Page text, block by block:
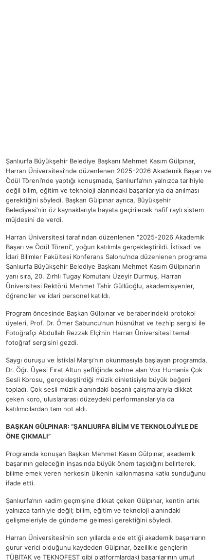
Şanlıurfa Büyükşehir Belediye Başkanı Mehmet Kasım Gülpınar,
Harran Üniversitesi’nde düzenlenen 2025-2026 Akademik Başarı ve
Ödül Töreni’nde yaptığı konuşmada, Şanlıurfa’nın yalnızca tarihiyle
değil bilim, eğitim ve teknoloji alanındaki başarılarıyla da anılması
gerektiğini söyledi. Başkan Gülpınar ayrıca, Büyükşehir
Belediyesi’nin öz kaynaklarıyla hayata geçirilecek hafif raylı sistem
müjdesini de verdi.
Harran Üniversitesi tarafından düzenlenen “2025-2026 Akademik
Başarı ve Ödül Töreni”, yoğun katılımla gerçekleştirildi. İktisadi ve
İdari Bilimler Fakültesi Konferans Salonu’nda düzenlenen programa
Şanlıurfa Büyükşehir Belediye Başkanı Mehmet Kasım Gülpınar’ın
yanı sıra, 20. Zırhlı Tugay Komutanı Üzeyir Durmuş, Harran
Üniversitesi Rektörü Mehmet Tahir Güllüoğlu, akademisyenler,
öğrenciler ve idari personel katıldı.
Program öncesinde Başkan Gülpınar ve beraberindeki protokol
üyeleri, Prof. Dr. Ömer Sabuncu’nun hüsnühat ve tezhip sergisi ile
Fotoğrafçı Abdullah Rezzak Elçi’nin Harran Üniversitesi temalı
fotoğraf sergisini gezdi.
Saygı duruşu ve İstiklal Marşı’nın okunmasıyla başlayan programda,
Dr. Öğr. Üyesi Fırat Altun şefliğinde sahne alan Vox Humanis Çok
Sesli Korosu, gerçekleştirdiği müzik dinletisiyle büyük beğeni
topladı. Çok sesli müzik alanındaki başarılı çalışmalarıyla dikkat
çeken koro, uluslararası düzeydeki performanslarıyla da
katılımcılardan tam not aldı.
BAŞKAN GÜLPINAR: “ŞANLIURFA BİLİM VE TEKNOLOJİYLE DE
ÖNE ÇIKMALI”
Programda konuşan Başkan Mehmet Kasım Gülpınar, akademik
başarının geleceğin inşasında büyük önem taşıdığını belirterek,
bilime emek veren herkesin ülkenin kalkınmasına katkı sunduğunu
ifade etti.
Şanlıurfa’nın kadim geçmişine dikkat çeken Gülpınar, kentin artık
yalnızca tarihiyle değil; bilim, eğitim ve teknoloji alanındaki
gelişmeleriyle de gündeme gelmesi gerektiğini söyledi.
Harran Üniversitesi’nin son yıllarda elde ettiği akademik başarıların
gurur verici olduğunu kaydeden Gülpınar, özellikle gençlerin
TÜBİTAK ve TEKNOFEST gibi platformlardaki başarılarının umut